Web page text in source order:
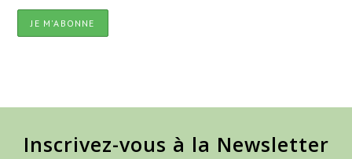
Inscrivez-vous à la Newsletter